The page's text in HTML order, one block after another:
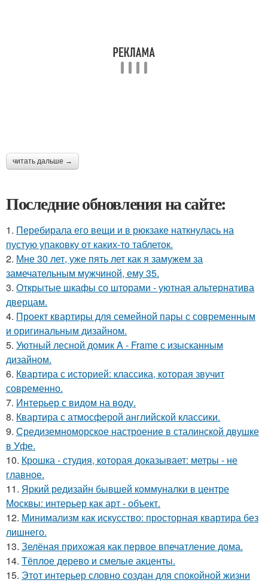
читать дальше →
Последние обновления на сайте:
1. Перебирала его вещи и в рюкзаке наткнулась на
пустую упаковку от каких-то таблеток.
2. Мне 30 лет, уже пять лет как я замужем за
замечательным мужчиной, ему 35.
3. Открытые шкафы со шторами - уютная альтернатива
дверцам.
4. Проект квартиры для семейной пары с современным
и оригинальным дизайном.
5. Уютный лесной домик A - Frame с изысканным
дизайном.
6. Квартира с историей: классика, которая звучит
современно.
7. Интерьер с видом на воду.
8. Квартира с атмосферой английской классики.
9. Средиземноморское настроение в сталинской двушке
в Уфе.
10. Крошка - студия, которая доказывает: метры - не
главное.
11. Яркий редизайн бывшей коммуналки в центре
Москвы: интерьер как арт - объект.
12. Минимализм как искусство: просторная квартира без
лишнего.
13. Зелёная прихожая как первое впечатление дома.
14. Тёплое дерево и смелые акценты.
15. Этот интерьер словно создан для спокойной жизни